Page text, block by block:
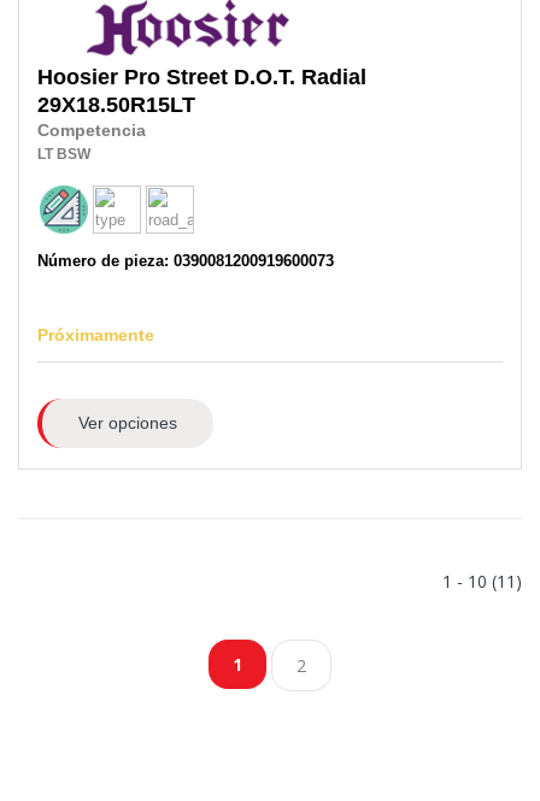
Hoosier Pro Street D.O.T. Radial
29X18.50R15LT
Competencia
LT BSW
Número de pieza: 0390081200919600073
Próximamente
Ver opciones
1 - 10 (11)
1 2